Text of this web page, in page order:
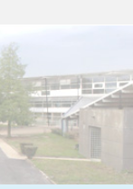
Contact